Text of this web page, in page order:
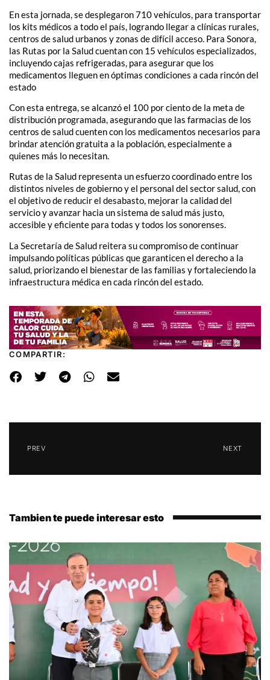
En esta jornada, se desplegaron 710 vehículos, para transportar
los kits médicos a todo el país, logrando llegar a clínicas rurales,
centros de salud urbanos y zonas de difícil acceso. Para Sonora,
las Rutas por la Salud cuentan con 15 vehículos especializados,
incluyendo cajas refrigeradas, para asegurar que los
medicamentos lleguen en óptimas condiciones a cada rincón del
estado
Con esta entrega, se alcanzó el 100 por ciento de la meta de
distribución programada, asegurando que las farmacias de los
centros de salud cuenten con los medicamentos necesarios para
brindar atención gratuita a la población, especialmente a
quienes más lo necesitan.
Rutas de la Salud representa un esfuerzo coordinado entre los
distintos niveles de gobierno y el personal del sector salud, con
el objetivo de reducir el desabasto, mejorar la calidad del
servicio y avanzar hacia un sistema de salud más justo,
accesible y eficiente para todas y todos los sonorenses.
La Secretaría de Salud reitera su compromiso de continuar
impulsando políticas públicas que garanticen el derecho a la
salud, priorizando el bienestar de las familias y fortaleciendo la
infraestructura médica en cada rincón del estado.
COMPARTIR:
PREV NEXT
Tambien te puede interesar esto